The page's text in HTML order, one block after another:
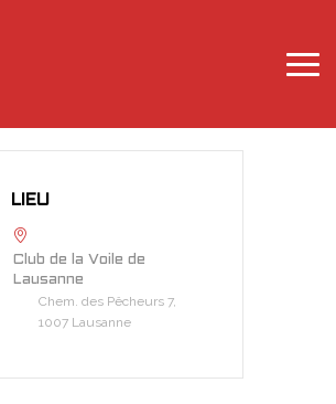
LIEU
Club de la Voile de
Lausanne
Chem. des Pêcheurs 7,
1007 Lausanne